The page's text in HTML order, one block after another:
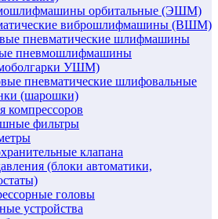
орбитальные (ЭШМ)
виброшлифмашины (ВШМ)
пневматические шлифмашины
пневмошлифмашины
УШМ)
пневматические шлифовальные
(шарошки)
компрессоров
фильтры
клапана
(блоки автоматики,
головы
устройства